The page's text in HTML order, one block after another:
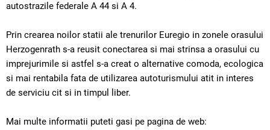
autostrazile federale A 44 si A 4.
Prin crearea noilor statii ale trenurilor Euregio in zonele orasului
Herzogenrath s-a reusit conectarea si mai strinsa a orasului cu
imprejurimile si astfel s-a creat o alternative comoda, ecologica
si mai rentabila fata de utilizarea autoturismului atit in interes
de serviciu cit si in timpul liber.
Mai multe informatii puteti gasi pe pagina de web: